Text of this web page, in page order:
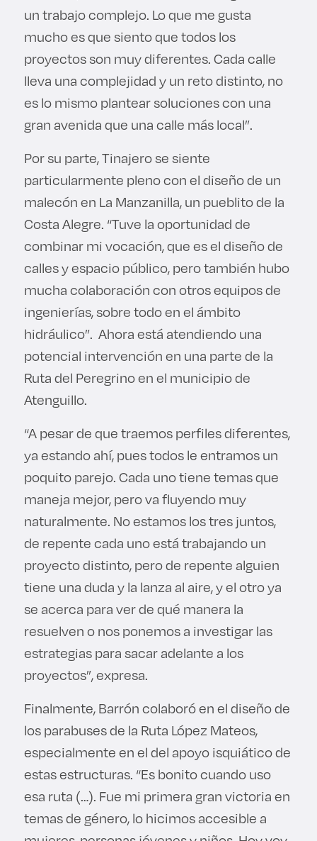
un trabajo complejo. Lo que me gusta
mucho es que siento que todos los
proyectos son muy diferentes. Cada calle
lleva una complejidad y un reto distinto, no
es lo mismo plantear soluciones con una
gran avenida que una calle más local”.
Por su parte, Tinajero se siente
particularmente pleno con el diseño de un
malecón en La Manzanilla, un pueblito de la
Costa Alegre. “Tuve la oportunidad de
combinar mi vocación, que es el diseño de
calles y espacio público, pero también hubo
mucha colaboración con otros equipos de
ingenierías, sobre todo en el ámbito
hidráulico”. Ahora está atendiendo una
potencial intervención en una parte de la
Ruta del Peregrino en el municipio de
Atenguillo.
“A pesar de que traemos perfiles diferentes,
ya estando ahí, pues todos le entramos un
poquito parejo. Cada uno tiene temas que
maneja mejor, pero va fluyendo muy
naturalmente. No estamos los tres juntos,
de repente cada uno está trabajando un
proyecto distinto, pero de repente alguien
tiene una duda y la lanza al aire, y el otro ya
se acerca para ver de qué manera la
resuelven o nos ponemos a investigar las
estrategias para sacar adelante a los
proyectos”, expresa.
Finalmente, Barrón colaboró en el diseño de
los parabuses de la Ruta López Mateos,
especialmente en el del apoyo isquiático de
estas estructuras. “Es bonito cuando uso
esa ruta (…). Fue mi primera gran victoria en
temas de género, lo hicimos accesible a